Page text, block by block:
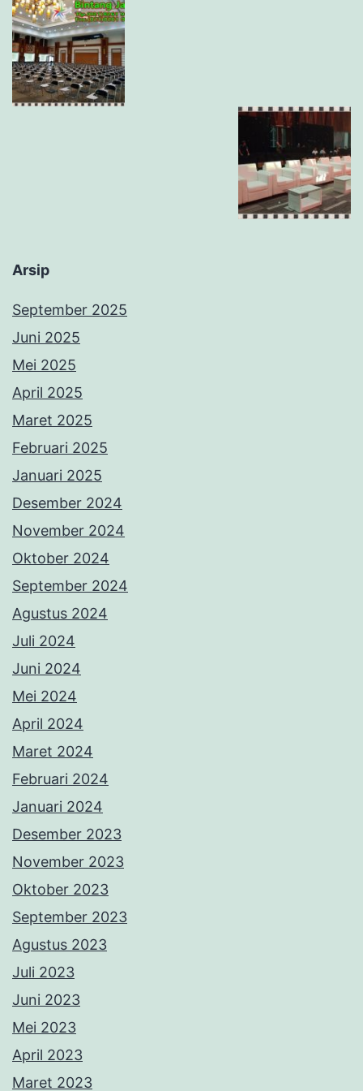
Arsip
September 2025
Juni 2025
Mei 2025
April 2025
Maret 2025
Februari 2025
Januari 2025
Desember 2024
November 2024
Oktober 2024
September 2024
Agustus 2024
Juli 2024
Juni 2024
Mei 2024
April 2024
Maret 2024
Februari 2024
Januari 2024
Desember 2023
November 2023
Oktober 2023
September 2023
Agustus 2023
Juli 2023
Juni 2023
Mei 2023
April 2023
Maret 2023